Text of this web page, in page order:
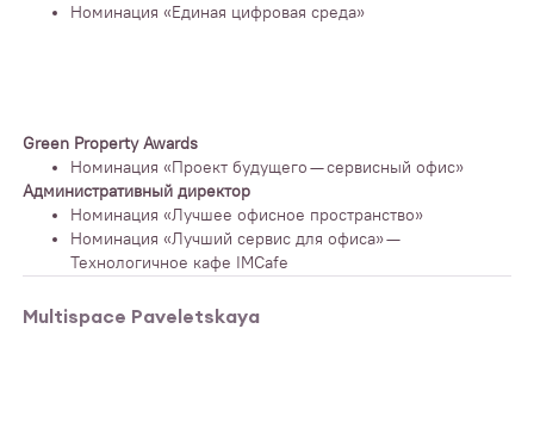
Номинация «Единая цифровая среда»
Green Property Awards
Номинация «Проект будущего — сервисный офис»
Административный директор
Номинация «Лучшее офисное пространство»
Номинация «Лучший сервис для офиса» —
Технологичное кафе IMCafe
Multispace Paveletskaya